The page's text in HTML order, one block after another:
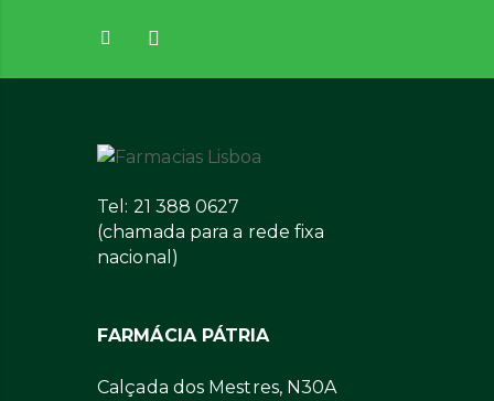
Tel: 21 388 0627
(chamada para a rede fixa
nacional)
FARMÁCIA PÁTRIA
Calçada dos Mestres, N30A